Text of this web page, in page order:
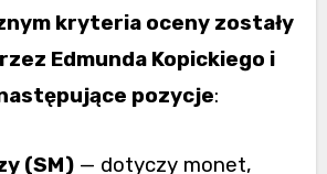
kryteria oceny zostały
Edmunda Kopickiego i
pozycje:
(SM) — dotyczy monet,